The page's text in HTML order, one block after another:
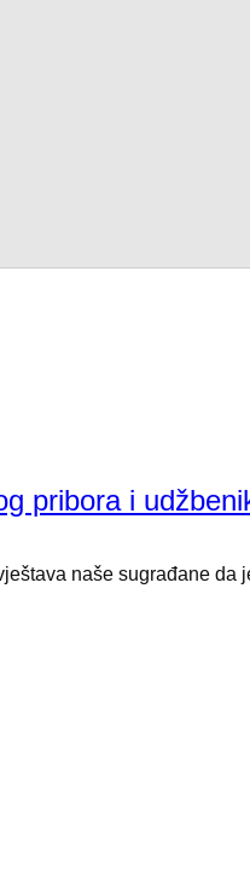
pribora i
naše sugrađane